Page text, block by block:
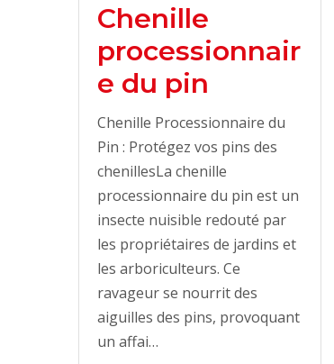
Chenille
processionnair
e du pin
Chenille Processionnaire du
Pin : Protégez vos pins des
chenillesLa chenille
processionnaire du pin est un
insecte nuisible redouté par
les propriétaires de jardins et
les arboriculteurs. Ce
ravageur se nourrit des
aiguilles des pins, provoquant
un affai…